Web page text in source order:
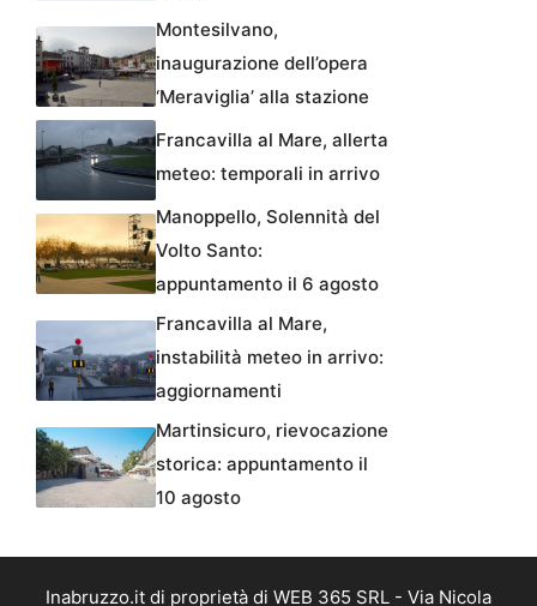
Montesilvano,
inaugurazione dell’opera
‘Meraviglia’ alla stazione
Francavilla al Mare, allerta
meteo: temporali in arrivo
Manoppello, Solennità del
Volto Santo:
appuntamento il 6 agosto
Francavilla al Mare,
instabilità meteo in arrivo:
aggiornamenti
Martinsicuro, rievocazione
storica: appuntamento il
10 agosto
Inabruzzo.it di proprietà di WEB 365 SRL - Via Nicola